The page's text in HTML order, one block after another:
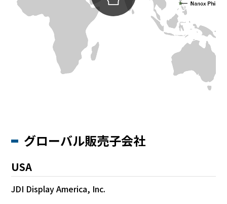
Japanese English
グローバル販売子会社
USA
JDI Display America, Inc.